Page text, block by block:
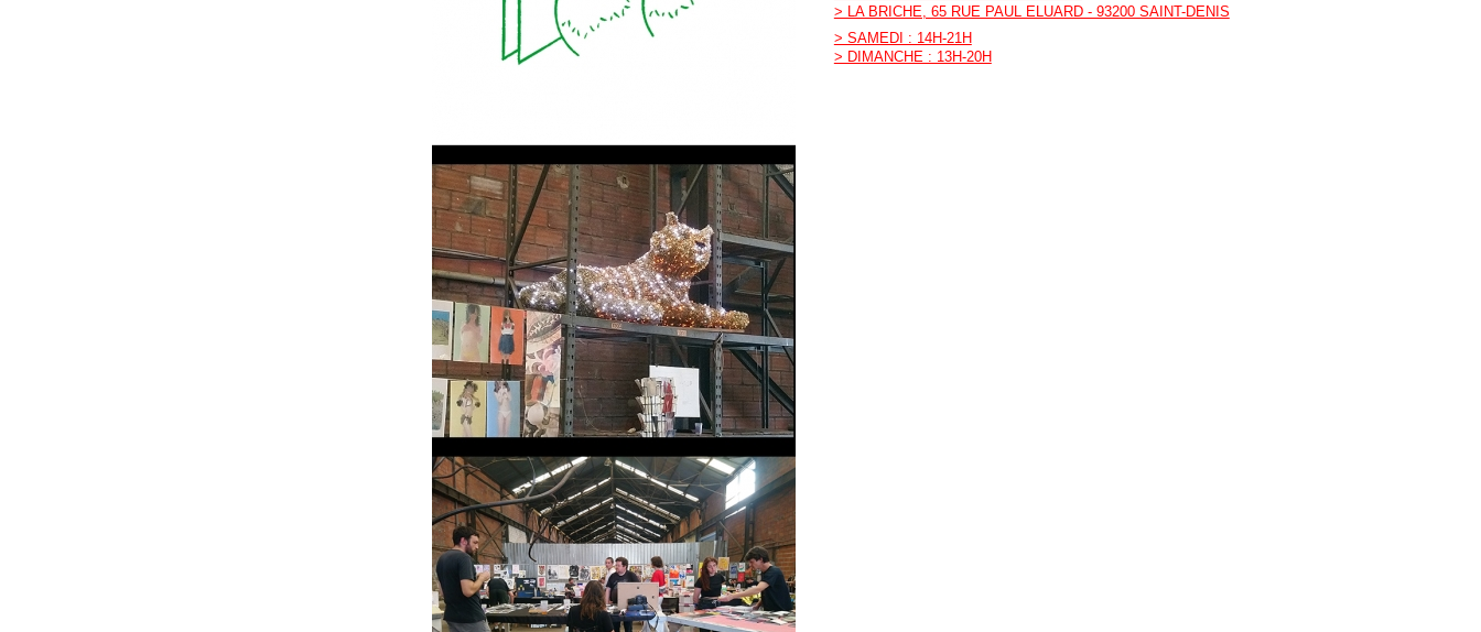
> LA BRICHE, 65 RUE PAUL ELUARD - 93200 SAINT-DENIS
> SAMEDI : 14H-21H
> DIMANCHE : 13H-20H